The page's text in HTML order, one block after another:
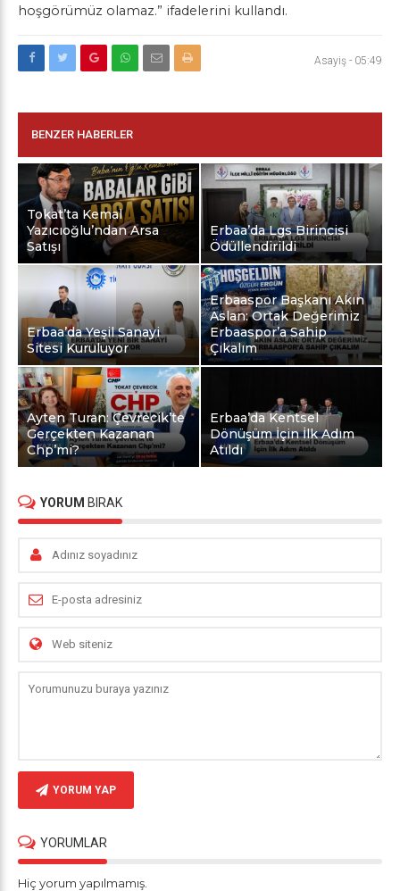
hoşgörümüz olamaz.” ifadelerini kullandı.
Asayiş - 05:49
BENZER HABERLER
Tokat’ta Kemal
Yazıcıoğlu’ndan Arsa
Satışı
Erbaa’da Lgs Birincisi
Ödüllendirildi
Erbaa’da Yeşil Sanayi
Sitesi Kuruluyor
Erbaaspor Başkanı Akın
Aslan: Ortak Değerimiz
Erbaaspor’a Sahip
Çıkalım
Ayten Turan: Çevrecik’te
Gerçekten Kazanan
Chp’mi?
Erbaa’da Kentsel
Dönüşüm İçin İlk Adım
Atıldı
YORUM BIRAK
YORUM YAP
YORUMLAR
Hiç yorum yapılmamış.